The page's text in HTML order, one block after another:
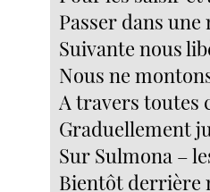
Passer dans
Suivante nous
Nous ne
A travers toutes
Graduellement
Sur Sulmona –
Bientôt derrière